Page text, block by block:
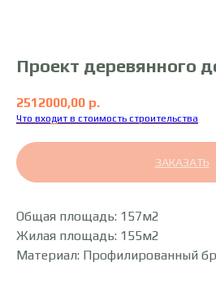
Проект деревянного
2512000,00 р.
Что входит в стоимость строительства
ЗАКАЗАТЬ
Общая площадь: 157м2
Жилая площадь: 155м2
Материал: Профилированный